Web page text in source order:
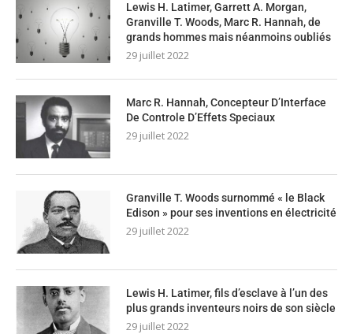
Lewis H. Latimer, Garrett A. Morgan,
Granville T. Woods, Marc R. Hannah, de
grands hommes mais néanmoins oubliés
29 juillet 2022
Marc R. Hannah, Concepteur D’Interface
De Controle D’Effets Speciaux
29 juillet 2022
Granville T. Woods surnommé « le Black
Edison » pour ses inventions en électricité
29 juillet 2022
Lewis H. Latimer, fils d’esclave à l’un des
plus grands inventeurs noirs de son siècle
29 juillet 2022